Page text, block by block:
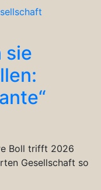
sie
Boll trifft 2026
Gesellschaft so